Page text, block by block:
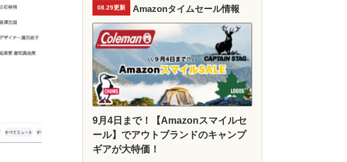
08.29更新 Amazonタイムセール情報
9月4日まで！【Amazonスマイルセ
ール】でアウトブランドのキャンプ
ギアが大特価！